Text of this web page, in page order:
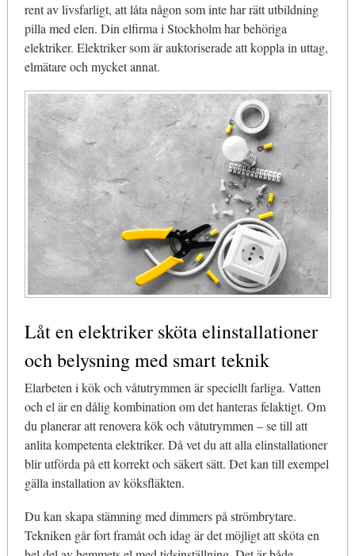
rent av livsfarligt, att låta någon som inte har rätt utbildning
pilla med elen. Din elfirma i Stockholm har behöriga
elektriker. Elektriker som är auktoriserade att koppla in uttag,
elmätare och mycket annat.
Låt en elektriker sköta elinstallationer
och belysning med smart teknik
Elarbeten i kök och våtutrymmen är speciellt farliga. Vatten
och el är en dålig kombination om det hanteras felaktigt. Om
du planerar att renovera kök och våtutrymmen – se till att
anlita kompetenta elektriker. Då vet du att alla elinstallationer
blir utförda på ett korrekt och säkert sätt. Det kan till exempel
gälla installation av köksfläkten.
Du kan skapa stämning med dimmers på strömbrytare.
Tekniken går fort framåt och idag är det möjligt att sköta en